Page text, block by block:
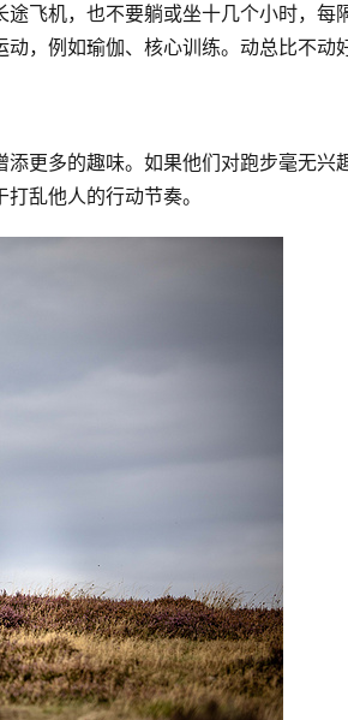
飞机，也不要躺或坐十几个小时，每
，例如瑜伽、核心训练。动总比不动
更多的趣味。如果他们对跑步毫无兴
乱他人的行动节奏。